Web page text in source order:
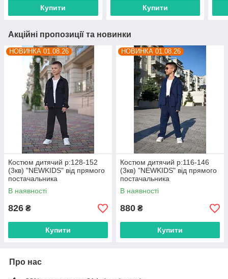
Купити Купити
Акційні пропозиції та новинки
НОВИНКА 01.08.26
Костюм дитячий р:128-152
(3кв) "NEWKIDS" від прямого
постачальника
В наявності
826 ₴
Купити
НОВИНКА 01.08.26
Костюм дитячий р:116-146
(3кв) "NEWKIDS" від прямого
постачальника
В наявності
880 ₴
Купити
Про нас